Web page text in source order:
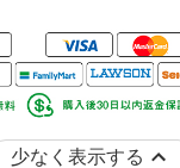
少なく表示する